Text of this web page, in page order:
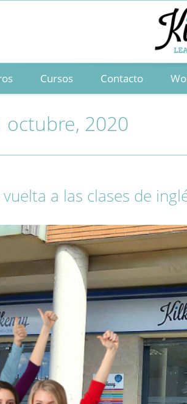
Cursos Contacto
octubre, 2020
a las clases de